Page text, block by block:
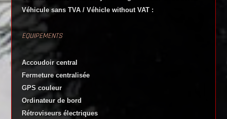
Véhicule sans TVA / Véhicle without VAT :
EQUIPEMENTS
Accoudoir central
Fermeture centralisée
GPS couleur
Ordinateur de bord
Rétroviseurs électriques